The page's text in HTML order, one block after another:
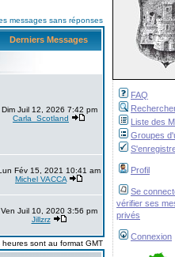
FAQ
Liste des
Groupes
Profil
Se
vérifier ses
privés
Connexion
messages sans réponses
Derniers Messages
Dim Juil 12, 2026 7:42 pm
Carla_Scotland
Fév 15, 2021 10:41 am
Michel VACCA
Ven Juil 10, 2020 3:56 pm
Jillzrz
heures sont au format GMT